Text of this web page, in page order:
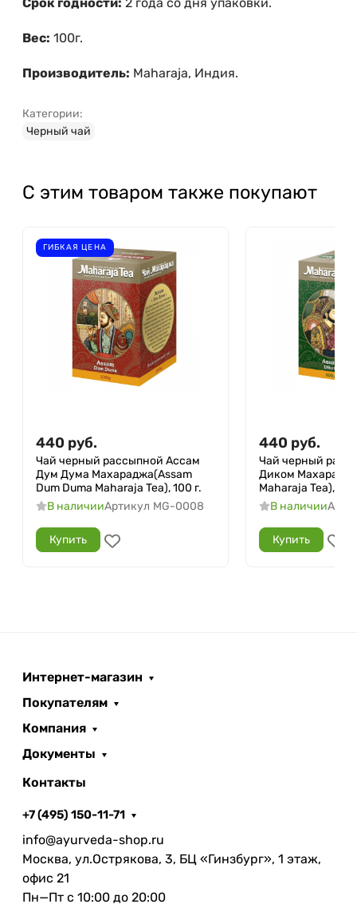
Срок годности: 2 года со дня упаковки.
Вес: 100г.
Производитель: Maharaja, Индия.
Категории:
Черный чай
С этим товаром также покупают
ГИБКАЯ ЦЕНА
440 руб.
Чай черный рассыпной Ассам
Дум Дума Махараджа(Assam
Dum Duma Maharaja Tea), 100 г.
В наличииАртикул MG-0008
Купить
440 руб.
Чай черный
Диком
Maharaja Tea), 100
В наличии
Купить
Интернет-магазин
Покупателям
Компания
Документы
Контакты
+7 (495) 150-11-71
info@ayurveda-shop.ru
Москва, ул.Острякова, 3, БЦ «Гинзбург», 1 этаж,
офис 21
Пн—Пт с 10:00 до 20:00